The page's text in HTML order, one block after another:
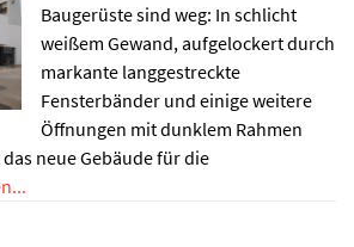
Baugerüste sind weg: In schlicht
weißem Gewand, aufgelockert durch
markante langgestreckte
Fensterbänder und einige weitere
Öffnungen mit dunklem Rahmen
neue Gebäude für die